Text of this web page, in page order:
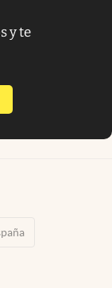
y te
nueva pestaña